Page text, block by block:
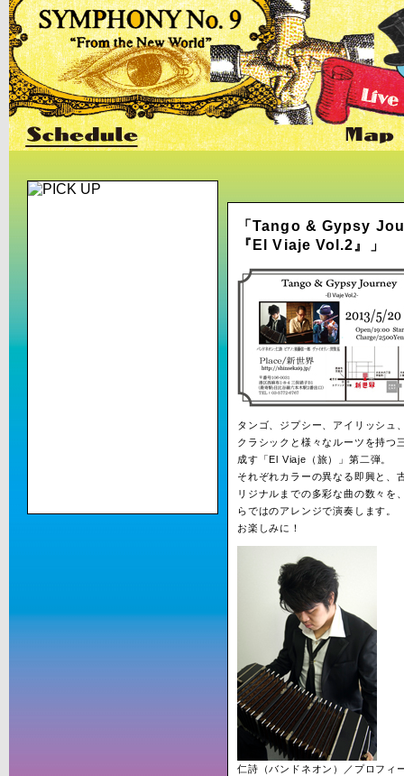
「Tango & Gypsy
『El Viaje Vol.2』」
タンゴ、ジプシー、アイリッシュ
クラシックと様々なルーツを持つ
成す「El Viaje（旅）」第二弾。
それぞれカラーの異なる即興と、
リジナルまでの多彩な曲の数々を
らではのアレンジで演奏します。
お楽しみに！
仁詩（バンドネオン）／プロフィ